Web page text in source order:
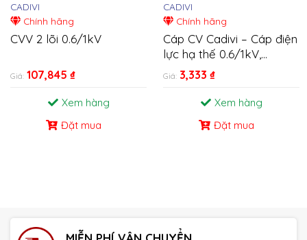
CADIVI
Chính hãng
CVV 2 lõi 0.6/1kV
Giá: 107,845 ₫
Xem hàng
Đặt mua
CADIVI
Chính hãng
Cáp CV Cadivi – Cáp điện
lực hạ thế 0.6/1kV,
AS/NZS 5000.1
Giá: 3,333 ₫
Xem hàng
Đặt mua